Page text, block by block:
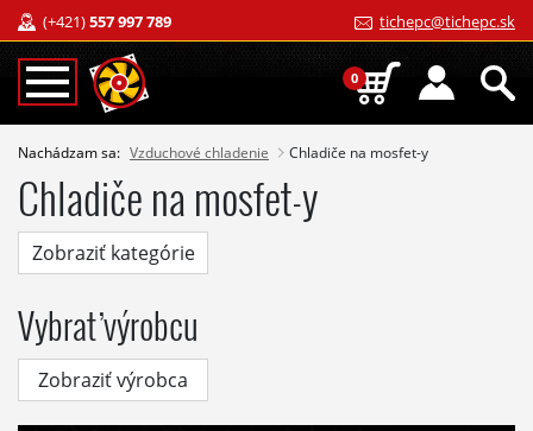
(+421)557 997 789 tichepc@tichepc.sk
0
Nachádzam sa: Vzduchové chladenie Chladiče na mosfet-y
Chladiče na mosfet-y
Zobraziť kategórie
Vybrať výrobcu
Zobraziť výrobca